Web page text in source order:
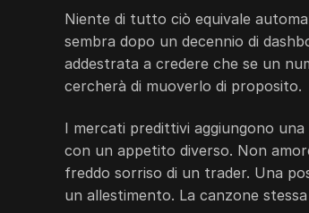
Niente di tutto ciò equivale
sembra dopo un decennio di
addestrata a credere che se un
cercherà di muoverlo di proposito.
I mercati predittivi aggiungono
con un appetito diverso. Non
freddo sorriso di un trader. Una
un allestimento. La canzone